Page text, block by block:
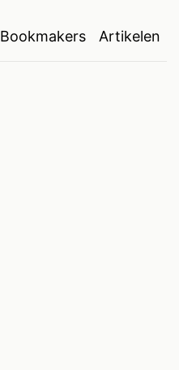
Bookmakers Artikelen